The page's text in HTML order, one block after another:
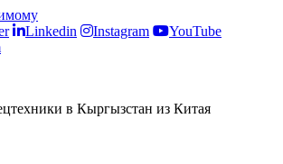
Linkedin Instagram YouTube
в Кыргызстан из Китая